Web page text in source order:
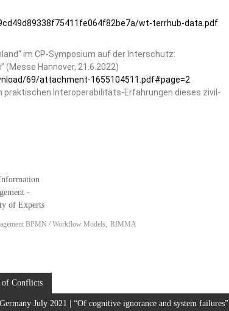
wt-terrhub-data.pdf
im CP-Symposium auf der Interschutz:
Hannover, 21.6.2022)
69/attachment-1655104511.pdf#page=2
Interoperabilitäts-Erfahrungen dieses zivil-
BPMN / Workflow Models, RIMMA
of Conflicts
July 2021 | “Of cognitive ignorance and system failures”